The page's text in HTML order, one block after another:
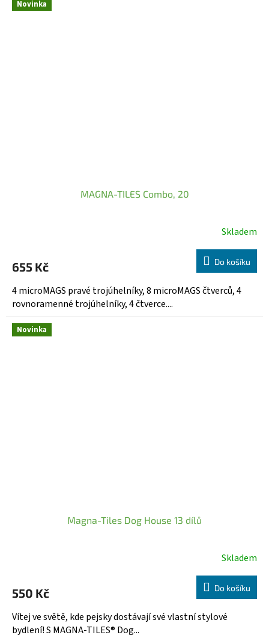
Novinka
MAGNA-TILES Combo, 20
Skladem
655 Kč Do košíku
4 microMAGS pravé trojúhelníky, 8 microMAGS čtverců, 4
rovnoramenné trojúhelníky, 4 čtverce....
Novinka
Magna-Tiles Dog House 13 dílů
Skladem
550 Kč Do košíku
Vítej ve světě, kde pejsky dostávají své vlastní stylové
bydlení! S MAGNA-TILES® Dog...